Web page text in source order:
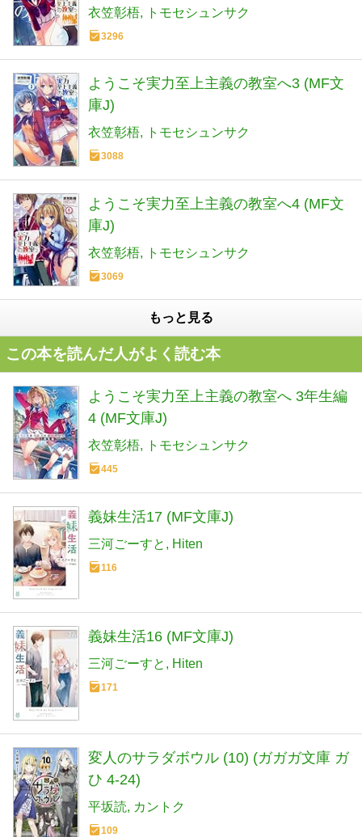
衣笠彰梧 トモセシュンサク
3296
ようこそ実力至上主義の教室へ3 (MF文
庫J)
衣笠彰梧 トモセシュンサク
3088
ようこそ実力至上主義の教室へ4 (MF文
庫J)
衣笠彰梧 トモセシュンサク
3069
もっと見る
この本を読んだ人がよく読む本
ようこそ実力至上主義の教室へ 3年生編
4 (MF文庫J)
衣笠彰梧 トモセシュンサク
445
義妹生活17 (MF文庫J)
三河ごーすと Hiten
116
義妹生活16 (MF文庫J)
三河ごーすと Hiten
171
変人のサラダボウル (10) (ガガガ文庫 ガ
ひ 4-24)
平坂読 カントク
109